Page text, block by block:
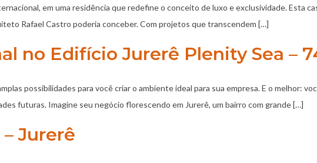
em uma residência que redefine o conceito de luxo e exclusividade. Esta
Rafael Castro poderia conceber. Com projetos que transcendem […]
no Edifício Jurerê Plenity Sea –
possibilidades para você criar o ambiente ideal para sua empresa. E o melhor:
futuras. Imagine seu negócio florescendo em Jurerê, um bairro com grande […]
Jurerê